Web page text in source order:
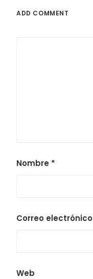
ADD COMMENT
Nombre *
Correo electrónico
Web